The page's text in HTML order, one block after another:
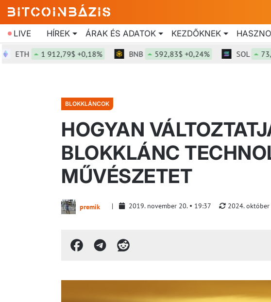
LIVE HÍREK ÁRAK ÉS ADATOK KEZDŐKNEK
1 912,79$ +0,18% BNB 592,83$ +0,24% SOL 73,77$
BLOKKLÁNCOK
HOGYAN
BLOKKLÁNC
MŰVÉSZETET
premik 2019. november 20. 19:37 2024.